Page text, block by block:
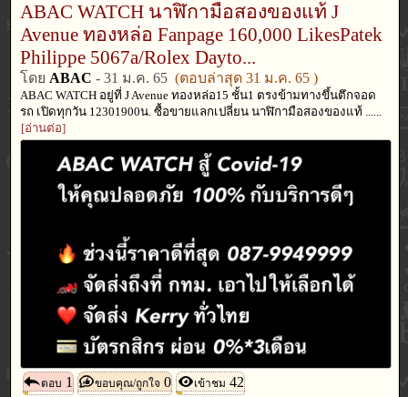
ABAC WATCH นาฬิกามือสองของแท้ J
Avenue ทองหล่อ Fanpage 160,000 LikesPatek
Philippe 5067a/Rolex Dayto...
โดย ABAC - 31 ม.ค. 65 (ตอบล่าสุด31 ม.ค. 65)
ABAC WATCH อยู่ที่ J Avenue ทองหล่อ15 ชั้น1 ตรงข้ามทางขึ้นตึกจอด
รถ เปิดทุกวัน 12301900น. ซื้อขายแลกเปลี่ยน นาฬิกามือสองของแท้ ......
[อ่านต่อ]
ตอบ 1 ขอบคุณ/ถูกใจ 0 เข้าชม 42